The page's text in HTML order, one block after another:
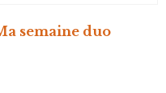
semaine duo